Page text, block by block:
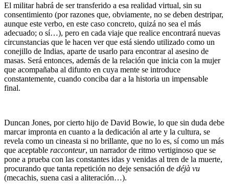
El militar habrá de ser transferido a esa realidad virtual, sin su
consentimiento (por razones que, obviamente, no se deben destripar,
aunque este verbo, en este caso concreto, quizá no sea el más
adecuado; o sí…), pero en cada viaje que realice encontrará nuevas
circunstancias que le hacen ver que está siendo utilizado como un
conejillo de Indias, aparte de usarlo para encontrar al asesino de
masas. Será entonces, además de la relación que inicia con la mujer
que acompañaba al difunto en cuya mente se introduce
constantemente, cuando conciba dar a la historia un impensable
final.
Duncan Jones, por cierto hijo de David Bowie, lo que sin duda debe
marcar impronta en cuanto a la dedicación al arte y la cultura, se
revela como un cineasta si no brillante, que no lo es, sí como un más
que aceptable racconteur, un narrador de ritmo vertiginoso que se
pone a prueba con las constantes idas y venidas al tren de la muerte,
procurando que tanta repetición no deje sensación de déjà vu
(mecachis, suena casi a aliteración…).